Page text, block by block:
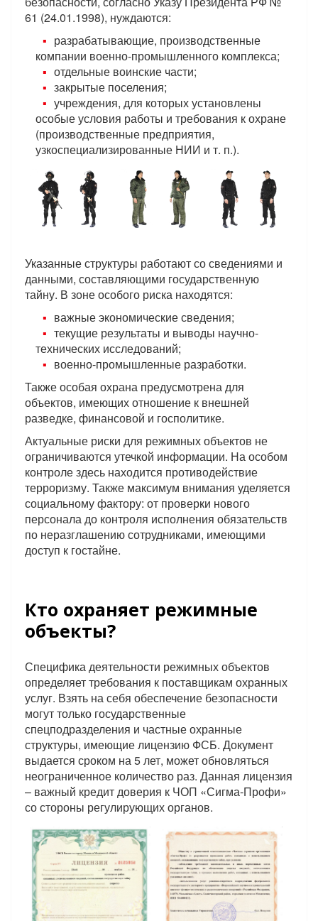
61 (24.01.1998), нуждаются:
разрабатывающие, производственные
компании военно-промышленного комплекса;
отдельные воинские части;
закрытые поселения;
учреждения, для которых установлены
особые условия работы и требования к охране
(производственные предприятия,
узкоспециализированные НИИ и т. п.).
Указанные структуры работают со сведениями и
данными, составляющими государственную
тайну. В зоне особого риска находятся:
важные экономические сведения;
текущие результаты и выводы научно-
технических исследований;
военно-промышленные разработки.
Также особая охрана предусмотрена для
объектов, имеющих отношение к внешней
разведке, финансовой и госполитике.
Актуальные риски для режимных объектов не
ограничиваются утечкой информации. На особом
контроле здесь находится противодействие
терроризму. Также максимум внимания уделяется
социальному фактору: от проверки нового
персонала до контроля исполнения обязательств
по неразглашению сотрудниками, имеющими
доступ к гостайне.
Кто охраняет режимные
объекты?
Специфика деятельности режимных объектов
определяет требования к поставщикам охранных
услуг. Взять на себя обеспечение безопасности
могут только государственные
спецподразделения и частные охранные
структуры, имеющие лицензию ФСБ. Документ
выдается сроком на 5 лет, может обновляться
неограниченное количество раз. Данная лицензия
– важный кредит доверия к ЧОП «Сигма-Профи»
со стороны регулирующих органов.